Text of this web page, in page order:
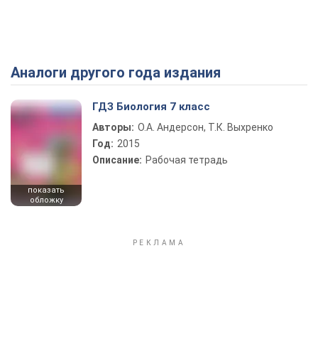
Play Video
Аналоги другого года издания
показать
обложку
ГДЗ Биология 7 класс
Авторы: О.А. Андерсон, Т.К. Выхренко
Год: 2015
Описание: Рабочая тетрадь